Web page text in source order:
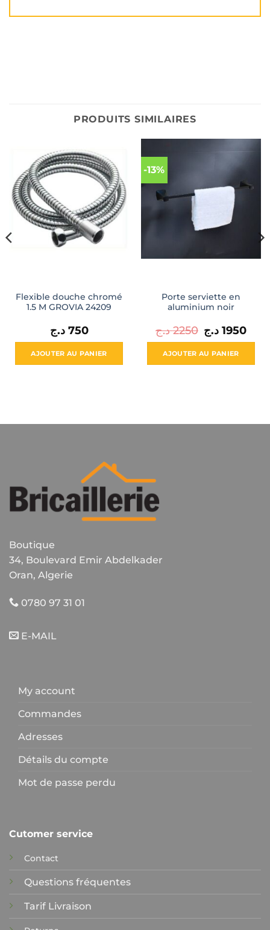
PRODUITS SIMILAIRES
Flexible douche chromé
1.5 M GROVIA 24209
750 د.ج
AJOUTER AU PANIER
-13%
Porte serviette en
aluminium noir
2250 د.ج
Le
prix
initial
était :
1950 د.ج
Le
AJOUTER AU PANIER
Boutique
34, Boulevard Emir Abdelkader
Oran, Algerie
0780 97 31 01
E-MAIL
My account
Commandes
Adresses
Détails du compte
Mot de passe perdu
Cutomer service
Contact
Questions fréquentes
Tarif Livraison